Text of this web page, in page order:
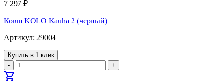
7 297 ₽
Ковш KOLO Kauha 2 (черный)
Артикул: 29004
Купить в 1 клик
-
+
shopping_cart